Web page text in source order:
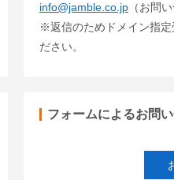
info@jamble.co.jp （お問
※返信のためドメイン指
ださい。
フォームによるお問